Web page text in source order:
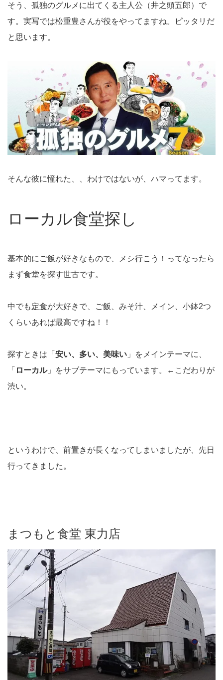
そう、孤独のグルメに出てくる主人公（井之頭五郎）で
す。実写では松重豊さんが役をやってますね。ピッタリだ
と思います。
そんな彼に憧れた、、わけではないが、ハマってます。
ローカル食堂探し
基本的にご飯が好きなもので、メシ行こう！ってなったら
まず食堂を探す世古です。
中でも定食が大好きで、ご飯、みそ汁、メイン、小鉢2つ
くらいあれば最高ですね！！
探すときは「 安い、多い、美味い 」をメインテーマに、
「 ローカル」をサブテーマにもっています。←こだわりが
渋い。
というわけで、前置きが長くなってしまいましたが、先日
行ってきました。
まつもと食堂 東力店